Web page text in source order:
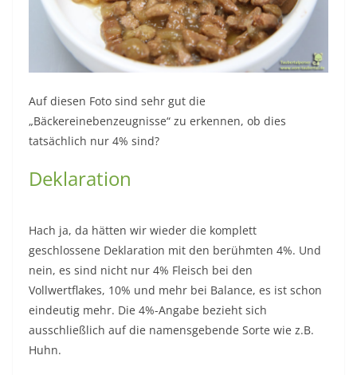
Auf diesen Foto sind sehr gut die
„Bäckereinebenzeugnisse“ zu erkennen, ob dies
tatsächlich nur 4% sind?
Deklaration
Hach ja, da hätten wir wieder die komplett
geschlossene Deklaration mit den berühmten 4%. Und
nein, es sind nicht nur 4% Fleisch bei den
Vollwertflakes, 10% und mehr bei Balance, es ist schon
eindeutig mehr. Die 4%-Angabe bezieht sich
ausschließlich auf die namensgebende Sorte wie z.B.
Huhn.